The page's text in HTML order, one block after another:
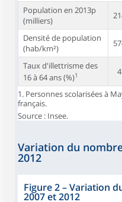
Population en 2013p
(milliers)
Densité de population
(hab/km²)
Taux d'illettrisme des
16 à 64 ans (%)1
1. Personnes scolarisées à
français.
Source : Insee.
Variation du
2012
Figure 2–Variation
2007 et 2012